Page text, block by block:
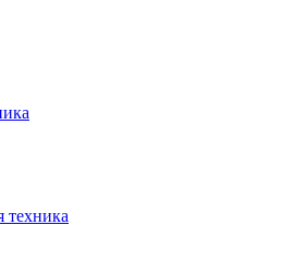
техника